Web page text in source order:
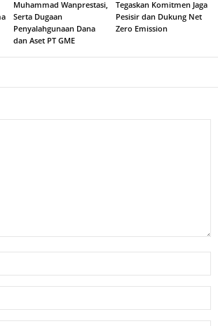
Muhammad Wanprestasi,
Serta Dugaan
Penyalahgunaan Dana
dan Aset PT GME
Tegaskan Komitmen Jaga
Pesisir dan Dukung Net
Zero Emission